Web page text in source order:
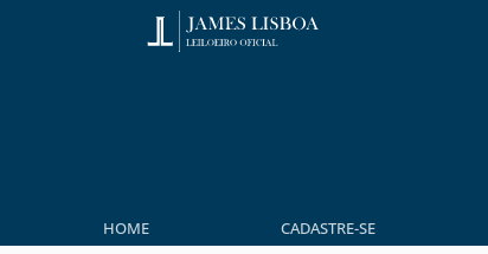
HOME CADASTRE-SE